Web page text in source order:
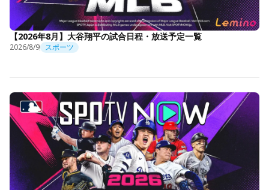
【2026年8月】大谷翔平の試合日程・放送予定一覧
2026/8/9 スポーツ